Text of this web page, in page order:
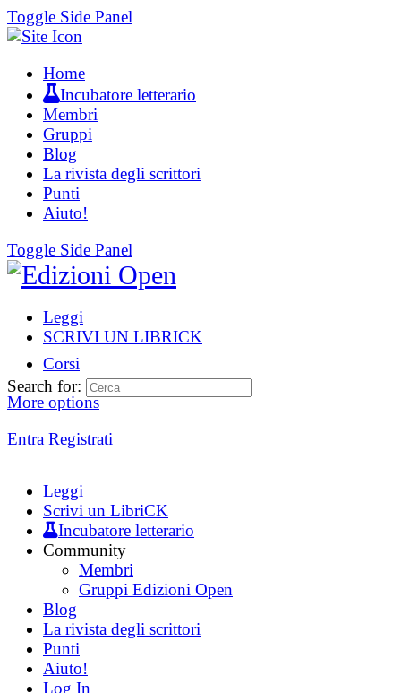
Toggle Side Panel
Home
Incubatore letterario
Membri
Gruppi
Blog
La rivista degli scrittori
Punti
Aiuto!
Toggle Side Panel
Leggi
SCRIVI UN LIBRICK
Corsi
More options
Entra Registrati
Search for:
Leggi
Scrivi un LibriCK
Incubatore letterario
Community
Membri
Gruppi Edizioni Open
Blog
La rivista degli scrittori
Punti
Aiuto!
Log In